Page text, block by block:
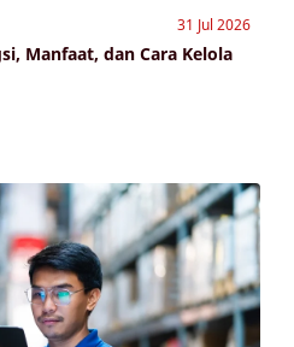
31 Jul 2026
Manfaat, dan Cara Kelola